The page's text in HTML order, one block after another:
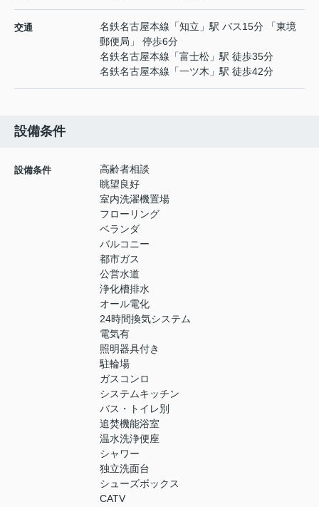
交通 名鉄名古屋本線 「知立 」駅 バス15分 「東境
郵便局」 停歩6分
名鉄名古屋本線 「富士松 」駅 徒歩35分
名鉄名古屋本線 「一ツ木 」駅 徒歩42分
設備条件
設備条件
高齢者相談
眺望良好
室内洗濯機置場
フローリング
ベランダ
バルコニー
都市ガス
公営水道
浄化槽排水
オール電化
24時間換気システム
電気有
照明器具付き
駐輪場
ガスコンロ
システムキッチン
バス・トイレ別
追焚機能浴室
温水洗浄便座
シャワー
独立洗面台
シューズボックス
CATV